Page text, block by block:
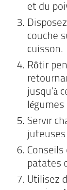
et du
couche
cuisson.
Rôtir
jusqu’à
Servir
patates
Utilisez